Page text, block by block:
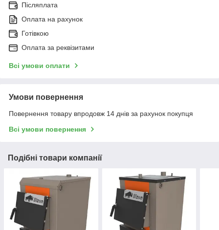
Післяплата
Оплата на рахунок
Готівкою
Оплата за реквізитами
Всі умови оплати
Умови повернення
Повернення товару впродовж 14 днів за рахунок покупця
Всі умови повернення
Подібні товари компанії